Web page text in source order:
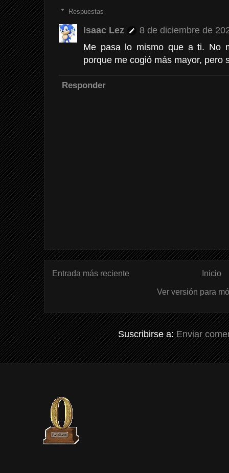
Respuestas
Isaac Lez
8 de diciembre de
Me pasa lo mismo que a ti. No
porque me cogió más mayor, pero
Responder
Entrada más reciente Inicio
Ver versión para
Suscribirse a:Enviar